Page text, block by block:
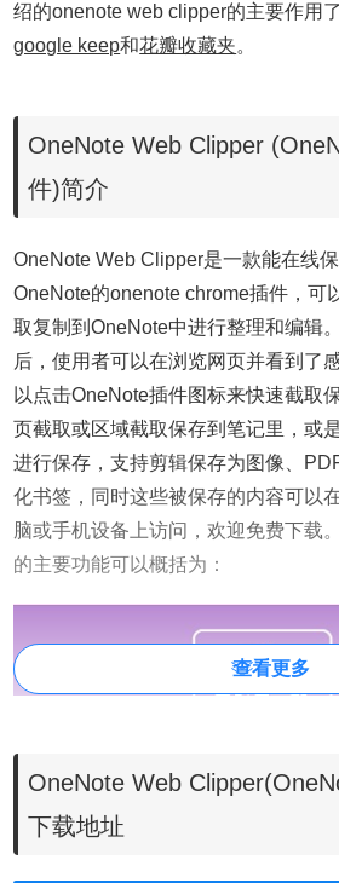
绍的onenote web clipper的主要作用
google keep和花瓣收藏夹。
OneNote Web Clipper
件)简介
OneNote Web Clipper是一款能在线
OneNote的onenote chrome插件，可
取复制到OneNote中进行整理和编辑
后，使用者可以在浏览网页并看到了
以点击OneNote插件图标来快速截取
页截取或区域截取保存到笔记里，或
进行保存，支持剪辑保存为图像、
化书签，同时这些被保存的内容可以
脑或手机设备上访问，欢迎免费下载
的主要功能可以概括为：
查看更多
OneNote Web
下载地址